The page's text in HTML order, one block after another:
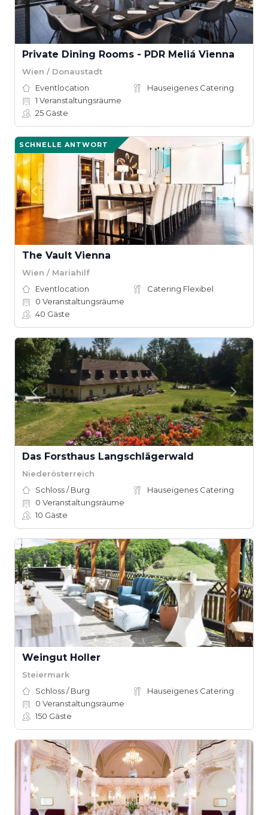
Private Dining Rooms - PDR Meliá Vienna
Wien / Donaustadt
Eventlocation
Hauseigenes Catering
1 Veranstaltungsräume
25 Gäste
SCHNELLE ANTWORT
The Vault Vienna
Wien / Mariahilf
Eventlocation
Catering Flexibel
0 Veranstaltungsräume
40 Gäste
Das Forsthaus Langschlägerwald
Niederösterreich
Schloss / Burg
Hauseigenes Catering
0 Veranstaltungsräume
10 Gäste
Weingut Holler
Steiermark
Schloss / Burg
Hauseigenes Catering
0 Veranstaltungsräume
150 Gäste